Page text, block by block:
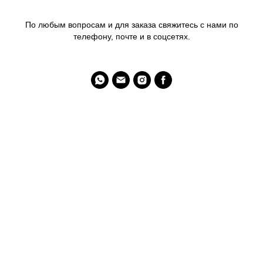
По любым вопросам и для заказа свяжитесь с нами по
телефону, почте и в соцсетях.